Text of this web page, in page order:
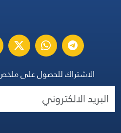
الاشتراك للحصول على